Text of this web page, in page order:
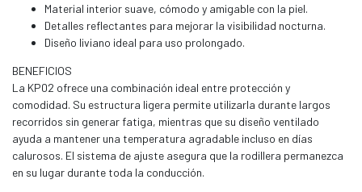
Material interior suave, cómodo y amigable con la piel.
Detalles reflectantes para mejorar la visibilidad nocturna.
Diseño liviano ideal para uso prolongado.
BENEFICIOS
La KP02 ofrece una combinación ideal entre protección y
comodidad. Su estructura ligera permite utilizarla durante largos
recorridos sin generar fatiga, mientras que su diseño ventilado
ayuda a mantener una temperatura agradable incluso en días
calurosos. El sistema de ajuste asegura que la rodillera permanezca
en su lugar durante toda la conducción.